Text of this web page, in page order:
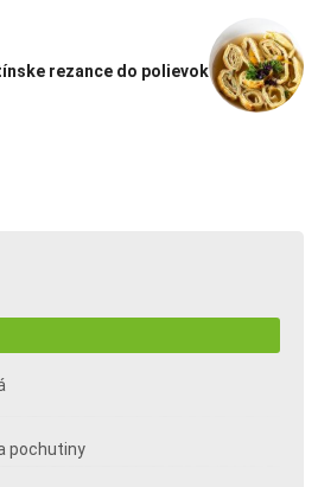
rezance do polievok
pochutiny